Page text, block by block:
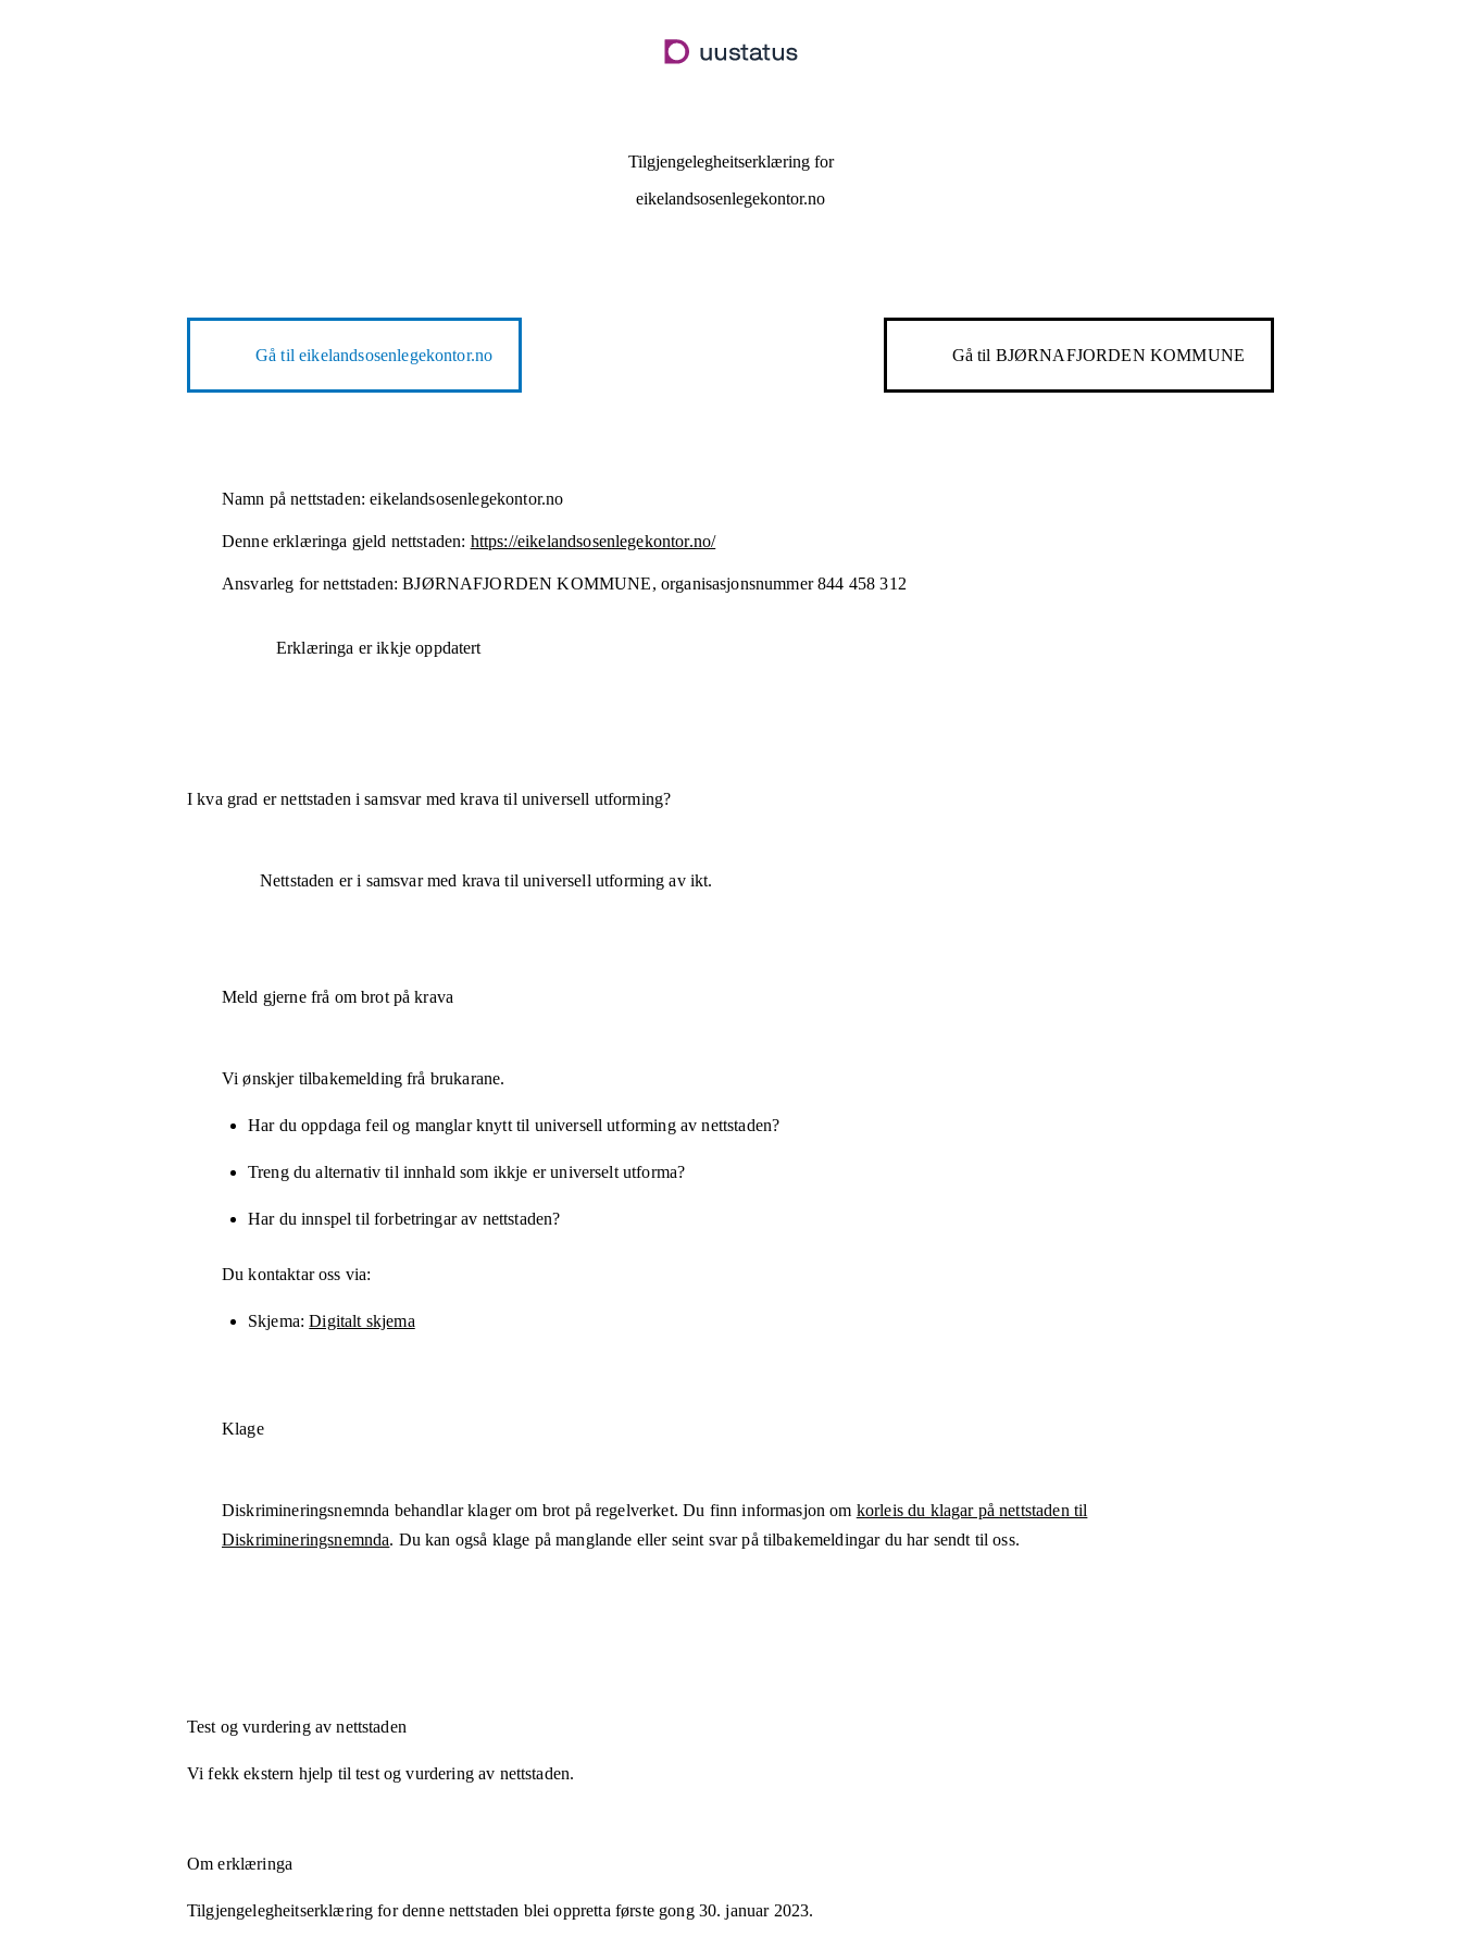
hovudinnhald
Tilgjengelegheitserklæring for
eikelandsosenlegekontor.no
Gå tileikelandsosenlegekontor.no Gå til BJØRNAFJORDEN KOMMUNE
Namn på nettstaden: eikelandsosenlegekontor.no
Denne erklæringa gjeld nettstaden: https://eikelandsosenlegekontor.no/
Ansvarleg for nettstaden: BJØRNAFJORDEN KOMMUNE, organisasjonsnummer 844 458 312
Erklæringa er ikkje oppdatert
I kva grad er nettstaden i samsvar med krava til universell utforming?
Nettstaden eri samsvarmed krava til universell utforming av ikt.
Meld gjerne frå om brot på krava
Vi ønskjer tilbakemelding frå brukarane.
Har du oppdaga feil og manglar knytt til universell utforming av nettstaden?
Treng du alternativ til innhald som ikkje er universelt utforma?
Har du innspel til forbetringar av nettstaden?
Du kontaktar oss via:
Skjema Digitalt skjema
Klage
Diskrimineringsnemnda behandlar klager om brot på regelverket. Du finn informasjon om korleis du klagar på nettstaden til
Diskrimineringsnemnda. Du kan også klage på manglande eller seint svar på tilbakemeldingar du har sendt til oss.
Test og vurdering av nettstaden
Vi fekk ekstern hjelp til test og vurdering av nettstaden.
Om erklæringa
Tilgjengelegheitserklæring for denne nettstaden blei oppretta første gong 30. januar 2023.